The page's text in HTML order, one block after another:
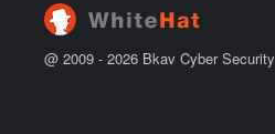
u
@ 2009 - 2026 Bkav Cyber Security